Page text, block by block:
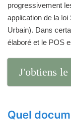
progressivement
application de la
Urbain). Dans
élaboré et le POS
J'obtiens
Quel